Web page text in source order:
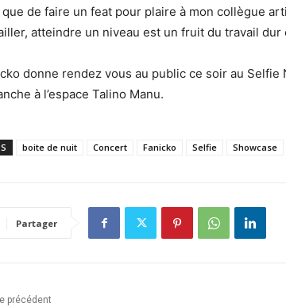
que de faire un feat pour plaire à mon collègue
atteindre un niveau est un fruit du travail
donne rendez vous au public ce soir au
à l’espace Talino Manu.
boite de nuit Concert Fanicko Selfie Showcase
Partager
précédent